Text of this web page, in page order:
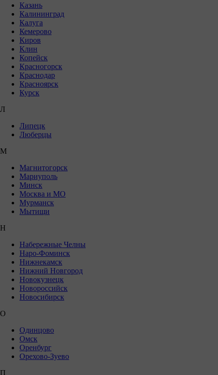
Казань
Калининград
Калуга
Кемерово
Киров
Клин
Копейск
Красногорск
Краснодар
Красноярск
Курск
Л
Липецк
Люберцы
М
Магнитогорск
Мариуполь
Минск
Москва и МО
Мурманск
Мытищи
Н
Набережные Челны
Наро-Фоминск
Нижнекамск
Нижний Новгород
Новокузнецк
Новороссийск
Новосибирск
О
Одинцово
Омск
Оренбург
Орехово-Зуево
П